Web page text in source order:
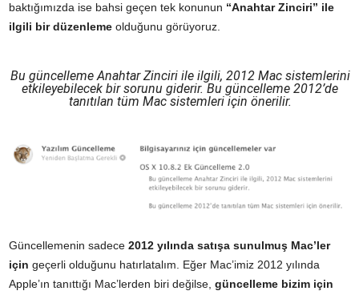
baktığımızda ise bahsi geçen tek konunun “Anahtar Zinciri” ile
ilgili bir düzenleme olduğunu görüyoruz.
Bu güncelleme Anahtar Zinciri ile ilgili, 2012 Mac sistemlerini
etkileyebilecek bir sorunu giderir. Bu güncelleme 2012’de
tanıtılan tüm Mac sistemleri için önerilir.
Güncellemenin sadece 2012 yılında satışa sunulmuş Mac’ler
için geçerli olduğunu hatırlatalım. Eğer Mac’imiz 2012 yılında
Apple’ın tanıttığı Mac’lerden biri değilse, güncelleme bizim için